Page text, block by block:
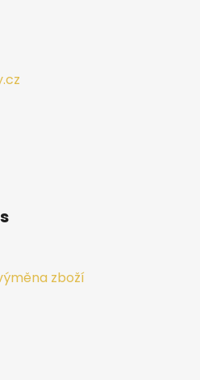
zboží